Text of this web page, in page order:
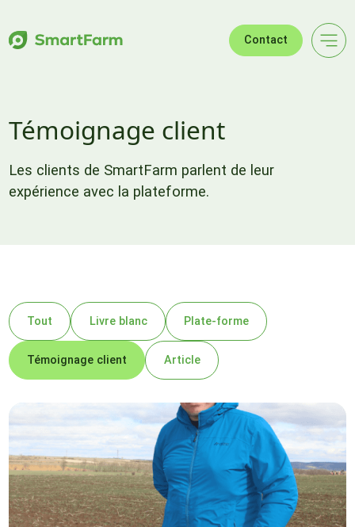
Contact
Témoignage client
Les clients de SmartFarm parlent de leur
expérience avec la plateforme.
Tout Livre blanc Plate-forme
Témoignage client Article